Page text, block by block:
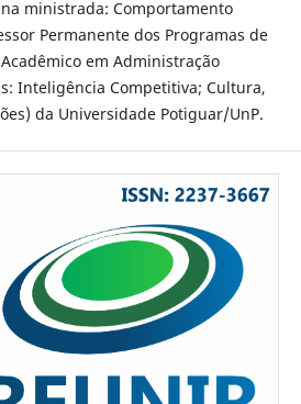
ministrada: Comportamento
Permanente dos Programas de
em Administração
Inteligência Competitiva; Cultura,
da Universidade Potiguar/UnP.